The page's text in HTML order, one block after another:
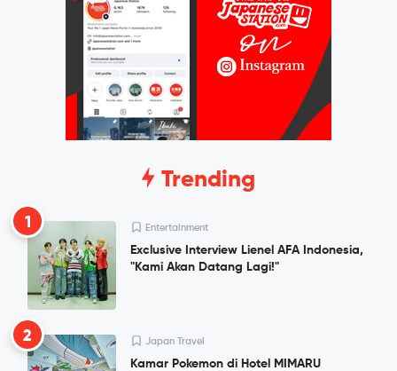
Trending
1 Entertainment
Exclusive Interview Lienel AFA Indonesia,
"Kami Akan Datang Lagi!"
2 Japan Travel
Kamar Pokemon di Hotel MIMARU